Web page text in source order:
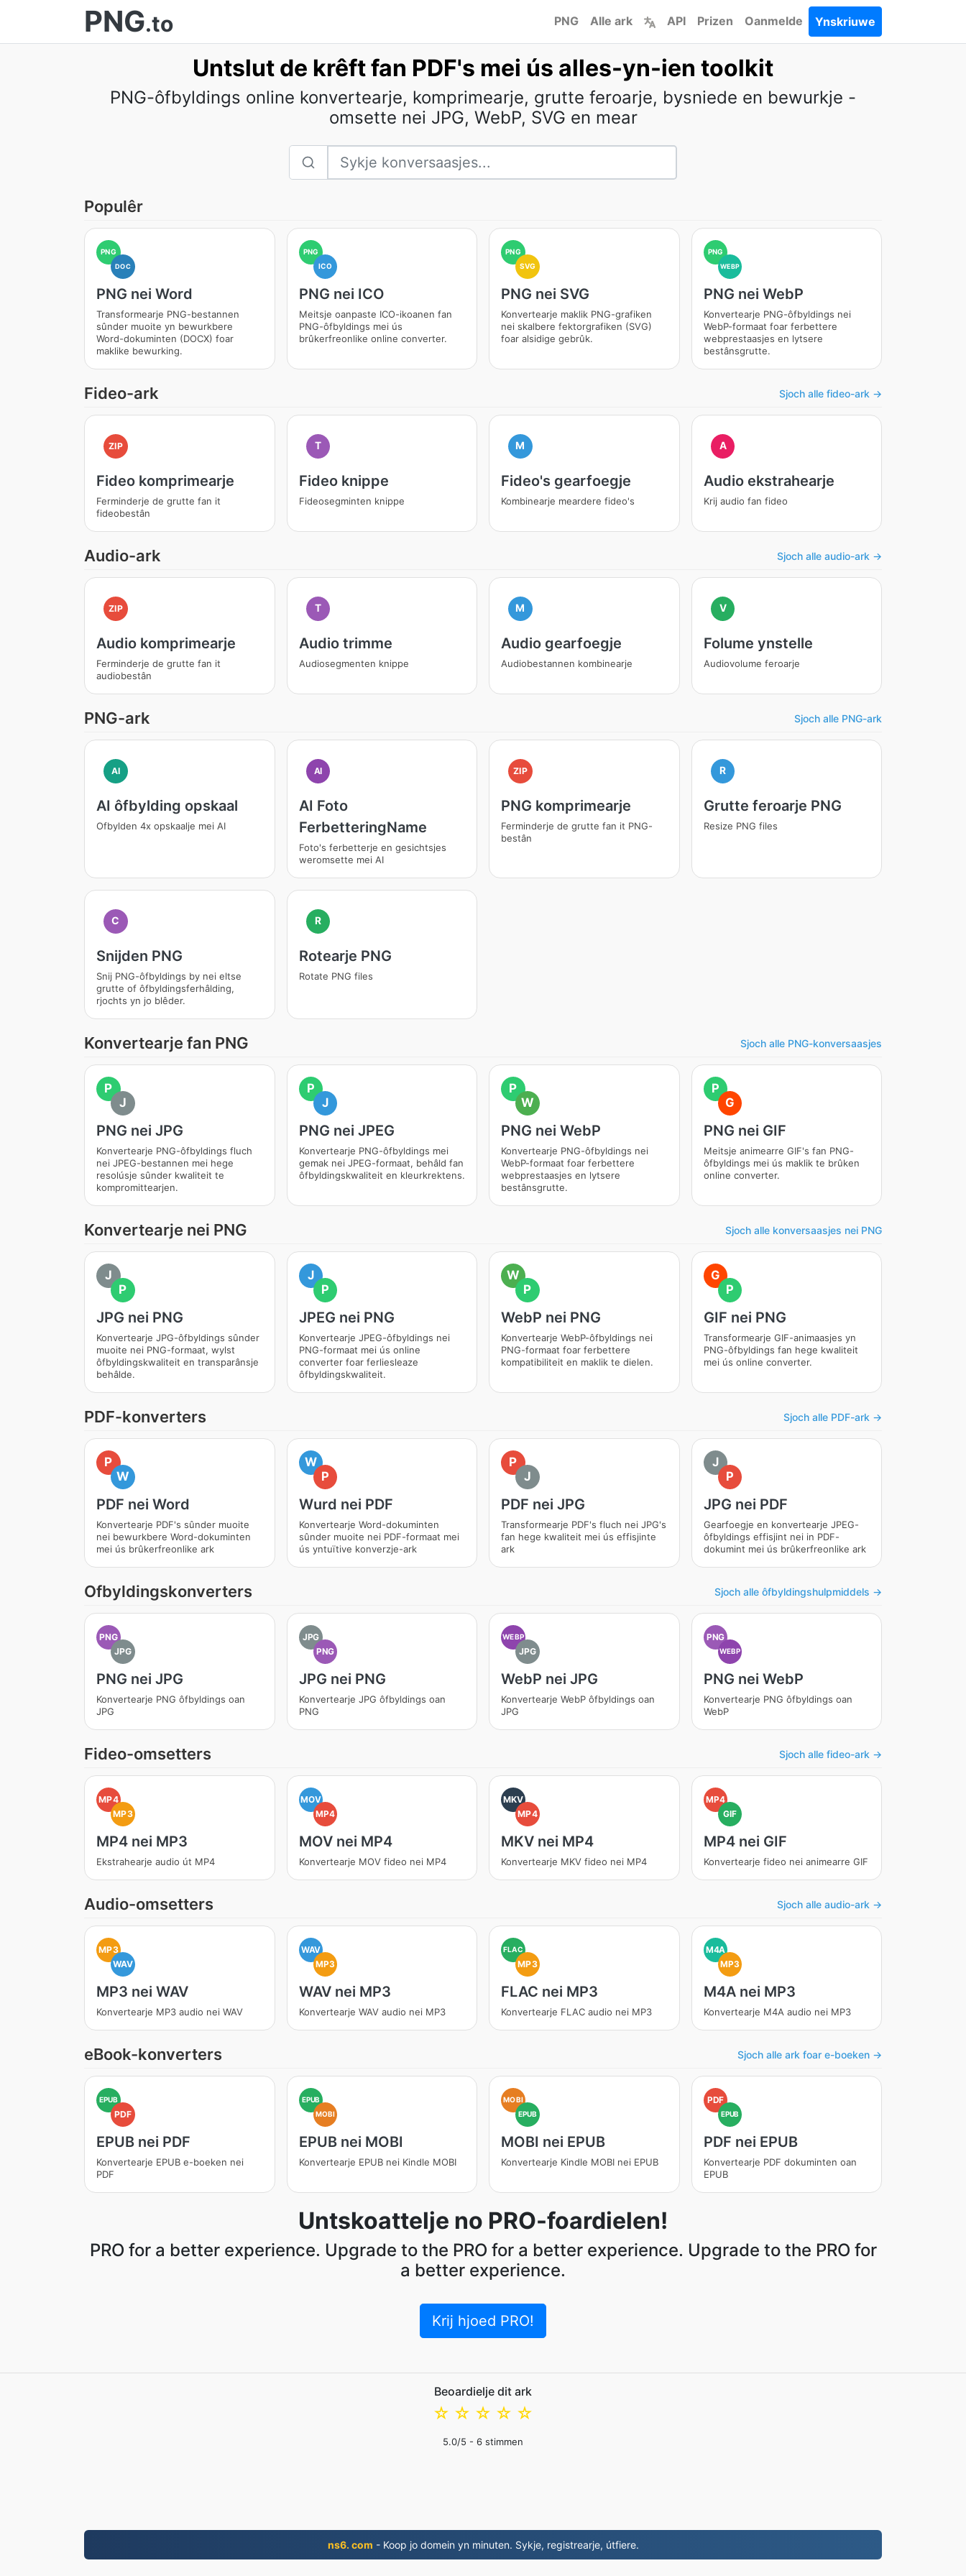
PNG.to PNG Alle ark API Prizen Oanmelde Ynskriuwe
Untslut de krêft fan PDF's mei ús alles-yn-ien toolkit
PNG-ôfbyldings online konvertearje, komprimearje, grutte feroarje, bysniede en bewurkje -
omsette nei JPG, WebP, SVG en mear
Populêr
PNG
DOC
PNG nei Word
Transformearje PNG-bestannen
sûnder muoite yn bewurkbere
Word-dokuminten (DOCX) foar
maklike bewurking.
PNG
ICO
PNG nei ICO
Meitsje oanpaste ICO-ikoanen fan
PNG-ôfbyldings mei ús
brûkerfreonlike online converter.
PNG
SVG
PNG nei SVG
Konvertearje maklik PNG-grafiken
nei skalbere fektorgrafiken (SVG)
foar alsidige gebrûk.
PNG
WEBP
PNG nei WebP
Konvertearje PNG-ôfbyldings nei
WebP-formaat foar ferbettere
webprestaasjes en lytsere
bestânsgrutte.
Fideo-ark Sjoch alle fideo-ark →
ZIP
Fideo komprimearje
Ferminderje de grutte fan it
fideobestân
T
Fideo knippe
Fideosegminten knippe
M
Fideo's gearfoegje
Kombinearje meardere fideo's
A
Audio ekstrahearje
Krij audio fan fideo
Audio-ark Sjoch alle audio-ark →
ZIP
Audio komprimearje
Ferminderje de grutte fan it
audiobestân
T
Audio trimme
Audiosegmenten knippe
M
Audio gearfoegje
Audiobestannen kombinearje
V
Folume ynstelle
Audiovolume feroarje
PNG-ark Sjoch alle PNG-ark
AI
AI ôfbylding opskaal
Ofbylden 4x opskaalje mei AI
AI
AI Foto
FerbetteringName
Foto's ferbetterje en gesichtsjes
weromsette mei AI
ZIP
PNG komprimearje
Ferminderje de grutte fan it PNG-
bestân
R
Grutte feroarje PNG
Resize PNG files
C
Snijden PNG
Snij PNG-ôfbyldings by nei eltse
grutte of ôfbyldingsferhâlding,
rjochts yn jo blêder.
R
Rotearje PNG
Rotate PNG files
Konvertearje fan PNG Sjoch alle PNG-konversaasjes
P
J
PNG nei JPG
Konvertearje PNG-ôfbyldings fluch
nei JPEG-bestannen mei hege
resolúsje sûnder kwaliteit te
kompromittearjen.
P
J
PNG nei JPEG
Konvertearje PNG-ôfbyldings mei
gemak nei JPEG-formaat, behâld fan
ôfbyldingskwaliteit en kleurkrektens.
P
W
PNG nei WebP
Konvertearje PNG-ôfbyldings nei
WebP-formaat foar ferbettere
webprestaasjes en lytsere
bestânsgrutte.
P
G
PNG nei GIF
Meitsje animearre GIF's fan PNG-
ôfbyldings mei ús maklik te brûken
online converter.
Konvertearje nei PNG Sjoch alle konversaasjes nei PNG
J
P
JPG nei PNG
Konvertearje JPG-ôfbyldings sûnder
muoite nei PNG-formaat, wylst
ôfbyldingskwaliteit en transparânsje
behâlde.
J
P
JPEG nei PNG
Konvertearje JPEG-ôfbyldings nei
PNG-formaat mei ús online
converter foar ferliesleaze
ôfbyldingskwaliteit.
W
P
WebP nei PNG
Konvertearje WebP-ôfbyldings nei
PNG-formaat foar ferbettere
kompatibiliteit en maklik te dielen.
G
P
GIF nei PNG
Transformearje GIF-animaasjes yn
PNG-ôfbyldings fan hege kwaliteit
mei ús online converter.
PDF-konverters Sjoch alle PDF-ark →
P
W
PDF nei Word
Konvertearje PDF's sûnder muoite
nei bewurkbere Word-dokuminten
mei ús brûkerfreonlike ark
W
P
Wurd nei PDF
Konvertearje Word-dokuminten
sûnder muoite nei PDF-formaat mei
ús yntuïtive konverzje-ark
P
J
PDF nei JPG
Transformearje PDF's fluch nei JPG's
fan hege kwaliteit mei ús effisjinte
ark
J
P
JPG nei PDF
Gearfoegje en konvertearje JPEG-
ôfbyldings effisjint nei in PDF-
dokumint mei ús brûkerfreonlike ark
Ofbyldingskonverters Sjoch alle ôfbyldingshulpmiddels →
PNG
JPG
PNG nei JPG
Konvertearje PNG ôfbyldings oan
JPG
JPG
PNG
JPG nei PNG
Konvertearje JPG ôfbyldings oan
PNG
WEBP
JPG
WebP nei JPG
Konvertearje WebP ôfbyldings oan
JPG
PNG
WEBP
PNG nei WebP
Konvertearje PNG ôfbyldings oan
WebP
Fideo-omsetters Sjoch alle fideo-ark →
MP4
MP3
MP4 nei MP3
Ekstrahearje audio út MP4
MOV
MP4
MOV nei MP4
Konvertearje MOV fideo nei MP4
MKV
MP4
MKV nei MP4
Konvertearje MKV fideo nei MP4
MP4
GIF
MP4 nei GIF
Konvertearje fideo nei animearre GIF
Audio-omsetters Sjoch alle audio-ark →
MP3
WAV
MP3 nei WAV
Konvertearje MP3 audio nei WAV
WAV
MP3
WAV nei MP3
Konvertearje WAV audio nei MP3
FLAC
MP3
FLAC nei MP3
Konvertearje FLAC audio nei MP3
M4A
MP3
M4A nei MP3
Konvertearje M4A audio nei MP3
eBook-konverters Sjoch alle ark foar e-boeken →
EPUB
PDF
EPUB nei PDF
Konvertearje EPUB e-boeken nei
PDF
EPUB
MOBI
EPUB nei MOBI
Konvertearje EPUB nei Kindle MOBI
MOBI
EPUB
MOBI nei EPUB
Konvertearje Kindle MOBI nei EPUB
PDF
EPUB
PDF nei EPUB
Konvertearje PDF dokuminten oan
EPUB
Untskoattelje no PRO-foardielen!
PRO for a better experience. Upgrade to the PRO for a better experience. Upgrade to the PRO for
a better experience.
Krij hjoed PRO!
Beoardielje dit ark
☆
☆
☆
☆
☆
5.0/5 - 6 stimmen
ns6. com - Koop jo domein yn minuten. Sykje, registrearje, útfiere.